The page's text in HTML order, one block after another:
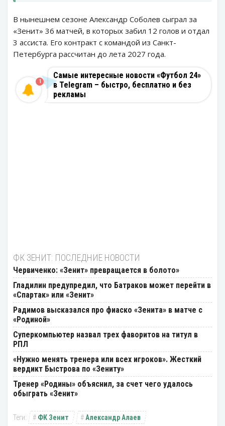
В нынешнем сезоне Александр Соболев сыграл за
«Зенит» 36 матчей, в которых забил 12 голов и отдал
3 ассиста. Его контракт с командой из Санкт-
Петербурга рассчитан до лета 2027 года.
Самые интересные новости «Футбол 24»
в Telegram – быстро, бесплатно и без
рекламы
1
ФК ЗЕНИТ: ПОСЛЕДНИЕ НОВОСТИ
Червиченко: «Зенит» превращается в болото»
Гладилин предупредил, что Батраков может перейти в
«Спартак» или «Зенит»
Радимов высказался про фиаско «Зенита» в матче с
«Родиной»
Суперкомпьютер назвал трех фаворитов на титул в
РПЛ
«Нужно менять тренера или всех игроков». Жесткий
вердикт Быстрова по «Зениту»
Тренер «Родины» объяснил, за счет чего удалось
обыграть «Зенит»
ФК Зенит
Александр Алаев